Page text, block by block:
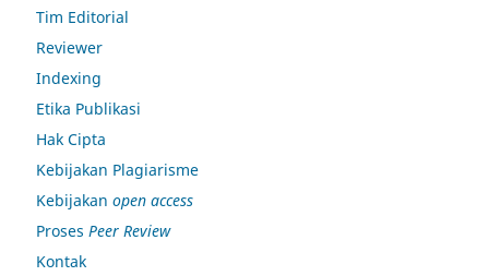
Tim Editorial
Reviewer
Indexing
Etika Publikasi
Hak Cipta
Kebijakan Plagiarisme
Kebijakan open access
Proses Peer Review
Kontak